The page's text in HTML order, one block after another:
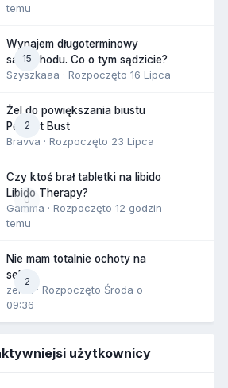
temu
15
Wynajem długoterminowy
samochodu. Co o tym sądzicie?
Szyszkaaa · Rozpoczęto 16 Lipca
2
Żel do powiększania biustu
Perfect Bust
Bravva · Rozpoczęto 23 Lipca
0
Czy ktoś brał tabletki na libido
Libido Therapy?
Gamma · Rozpoczęto 12 godzin
temu
2
Nie mam totalnie ochoty na
seks
zenla
· Rozpoczęto Środa o
09:36
użytkownicy